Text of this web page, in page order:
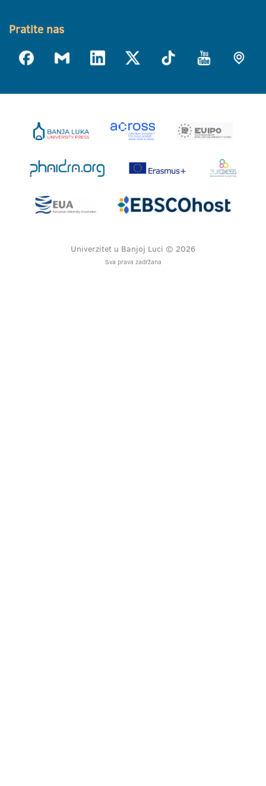
Pratite nas
Univerzitet u Banjoj Luci © 2026
Sva prava zadržana